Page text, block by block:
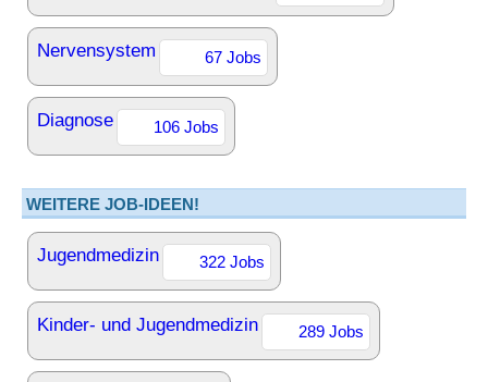
Nervensystem 67 Jobs
Diagnose 106 Jobs
WEITERE JOB-IDEEN!
Jugendmedizin 322 Jobs
Kinder- und Jugendmedizin 289 Jobs